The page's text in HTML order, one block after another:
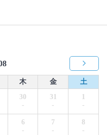
木 金
土
30
-
31
-
1
-
6
-
7
-
8
-